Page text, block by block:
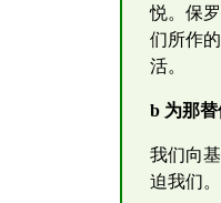
悦。保
们所作
活。
b 为那
我们向
迫我们。